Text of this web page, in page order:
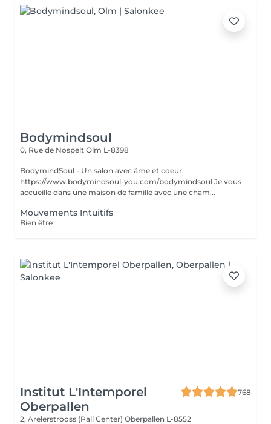
Bodymindsoul
0, Rue de Nospelt Olm L-8398
BodymindSoul - Un salon avec âme et coeur.
https://www.bodymindsoul-you.com/bodymindsoul Je vous
accueille dans une maison de famille avec une cham...
Mouvements Intuitifs
Bien être
Institut L'Intemporel
Oberpallen
768
2, Arelerstrooss (Pall Center) Oberpallen L-8552